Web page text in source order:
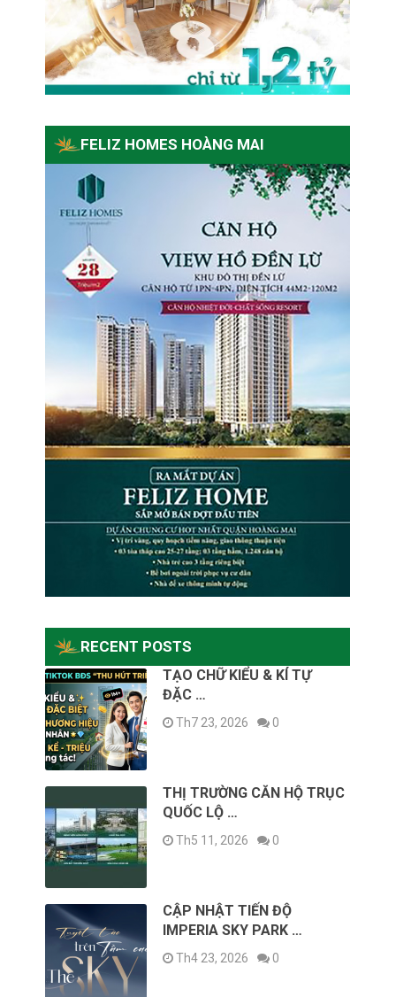
FELIZ HOMES HOÀNG MAI
RECENT POSTS
TẠO CHỮ KIỂU & KÍ TỰ
ĐẶC …
Th7 23, 2026 0
THỊ TRƯỜNG CĂN HỘ TRỤC
QUỐC LỘ …
Th5 11, 2026 0
CẬP NHẬT TIẾN ĐỘ
IMPERIA SKY PARK …
Th4 23, 2026 0